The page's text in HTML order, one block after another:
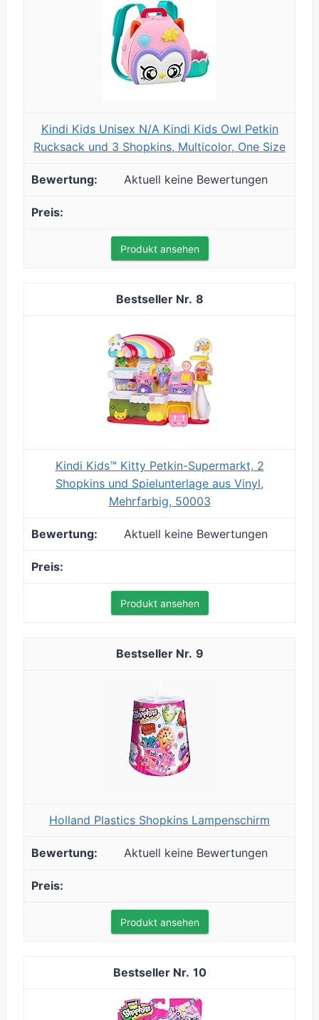
Kindi Kids Unisex N/A Kindi Kids Owl Petkin
Rucksack und 3 Shopkins, Multicolor, One Size
Aktuell keine Bewertungen
Produkt ansehen
8
Kindi Kids™ Kitty Petkin-Supermarkt, 2
Shopkins und Spielunterlage aus Vinyl,
Mehrfarbig, 50003
Aktuell keine Bewertungen
Produkt ansehen
9
Holland Plastics Shopkins Lampenschirm
Aktuell keine Bewertungen
Produkt ansehen
10